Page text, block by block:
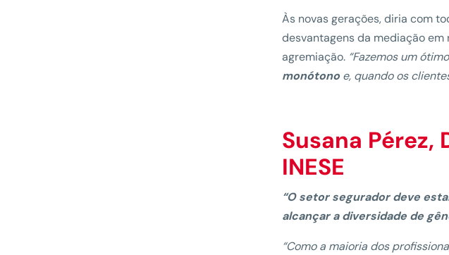
Às novas gerações, diria com
desvantagens da mediação em
agremiação. “Fazemos um
monótono e, quando os
Susana Pérez,
INESE
“O setor segurador deve
alcançar a diversidade de
“Como a maioria dos